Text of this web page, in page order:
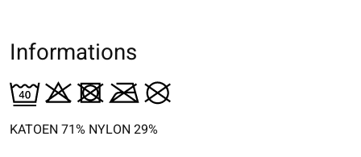
Informations
KATOEN 71% NYLON 29%